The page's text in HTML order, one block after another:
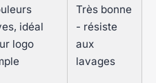
idéal
logo
Très bonne
- résiste
aux
lavages